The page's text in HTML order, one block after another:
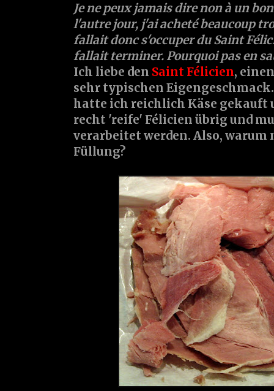
Je ne peux jamais dire non à un
l'autre jour, j'ai acheté beaucoup
fallait donc s'occuper du Saint
fallait terminer. Pourquoi pas en
Ich liebe den Saint Félicien,
sehr typischen
hatte ich reichlich Käse gekauft
recht 'reife' Félicien übrig und
verarbeitet werden. Also, warum
Füllung?